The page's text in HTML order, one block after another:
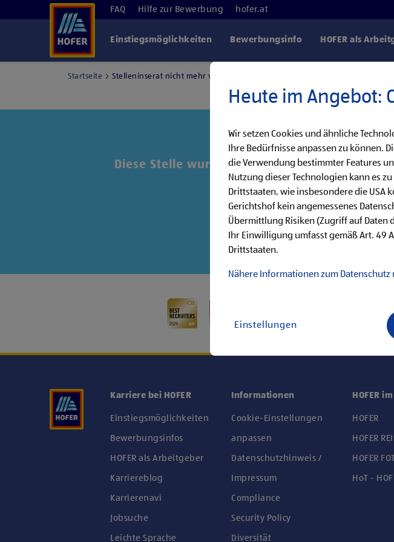
FAQ Hilfe zur Bewerbung hofer.at
Einstiegsmöglichkeiten Bewerbungsinfo HOFER als
Startseite Stelleninserat nicht mehr verfügbar
Diese Stelle wurde leider bereits besetzt,
Danke
Entdecke unsere offenen Jobs
Jobsuche
Karriere bei HOFER
Einstiegsmöglichkeiten
Bewerbungsinfos
HOFER als Arbeitgeber
Karriereblog
Karrierenavi
Jobsuche
Leichte Sprache
Informationen
Cookie-Einstellungen
anpassen
Datenschutzhinweis /
Impressum
Compliance
Security Policy
Diversität
HOFER
HOFER
HOFER
HOFER
HoT -
Heute im Angebot:
Wir setzen Cookies und ähnliche
Ihre Bedürfnisse anpassen zu können.
die Verwendung bestimmter Features
Nutzung dieser Technologien kann es
Drittstaaten, wie insbesondere die USA
Gerichtshof kein angemessenes
Übermittlung Risiken (Zugriff auf Daten
Ihr Einwilligung umfasst gemäß Art. 49
Drittstaaten.
Nähere Informationen zum
Einstellungen